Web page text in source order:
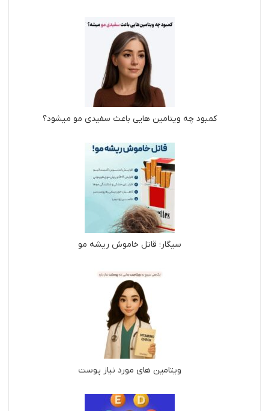
کمبود چه ویتامین هایی باعث سفیدی مو میشود؟
سیگار؛ قاتل خاموش ریشه مو
ویتامین های مورد نیاز پوست